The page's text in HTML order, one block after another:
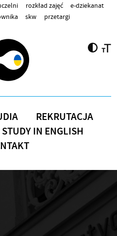
rozkład zajęć
e-dziekanat
skw
przetargi
REKRUTACJA
STUDY IN ENGLISH